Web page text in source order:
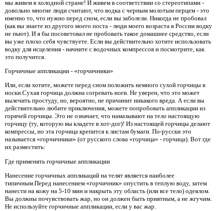
мы живем в холодной стране! И живем в соответствии со стереотипами -
довольно многие люди считают, что водка с черным молотым перцем - это
именно то, что нужно перед сном, если вы заболели. Никогда не пробовал
(как вы знаете из другого моего поста - люди моего возраста в России водку
не пьют). И я бы посоветовал не пробовать такое домашнее средство, если
вы уже плохо себя чувствуете. Если вы действительно хотите использовать
водку для исцеления - начните с водочных компрессов и посмотрите, как
это получится.
Горчичные аппликации - «горчичники»
Или, если хотите, можете перед сном положить немного сухой горчицы в
носки.Сухая горчица должна согревать ноги. Не уверен, что это может
вылечить простуду, но, вероятно, не причинит никакого вреда. А если вы
действительно любите приключения, можете попробовать аппликации из
горячей горчицы. Это не означает, что намазывают на тело настоящую
горчицу (ту, которую вы кладете в хот-дог)! Из настоящей горчицы делают
компрессы, но эта горчица крепится к листам бумаги. По-русски это
называется «горчичники» (от русского слова «горчица» - горчица). Вот где
их разместить:
Где применять горчичные аппликации
Нанесение горчичных аппликаций на телят является наиболее
типичным.Перед нанесением «горчичник» опустить в теплую воду, затем
нанести на кожу на 5-10 мин и накрыть эту область (или все тело) одеялом.
Вы должны почувствовать жар, но он должен быть приятным, а не жгучим.
Не используйте горчичные аппликации, если у вас жар.